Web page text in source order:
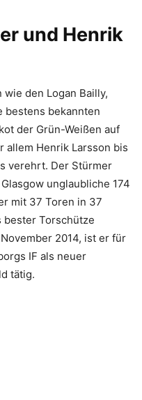
und Henrik
den Logan Bailly,
bestens bekannten
der Grün-Weißen auf
allem Henrik Larsson bis
verehrt. Der Stürmer
unglaubliche 174
mit 37 Toren in 37
bester Torschütze
2014, ist er für
IF als neuer
tätig.